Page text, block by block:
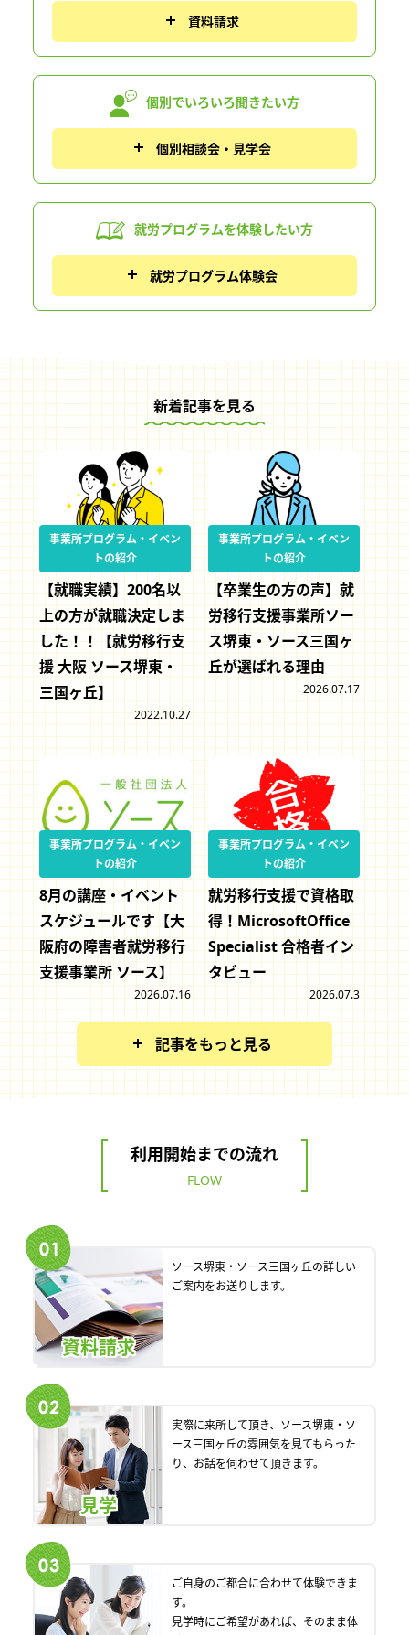
資料請求
個別でいろいろ聞きたい方
個別相談会・見学会
就労プログラムを体験したい方
就労プログラム体験会
新着記事を見る
事業所プログラム・イベン
トの紹介
【就職実績】200名以
上の方が就職決定しま
した！！【就労移行支
援 大阪 ソース堺東・
三国ヶ丘】
2022.10.27
事業所プログラム・イベン
トの紹介
【卒業生の方の声】就
労移行支援事業所ソー
ス堺東・ソース三国ヶ
丘が選ばれる理由
2026.07.17
事業所プログラム・イベン
トの紹介
8月の講座・イベント
スケジュールです【大
阪府の障害者就労移行
支援事業所 ソース】
2026.07.16
事業所プログラム・イベン
トの紹介
就労移行支援で資格取
得！MicrosoftOffice
Specialist 合格者イン
タビュー
2026.07.3
記事をもっと見る
利用開始までの流れ
FLOW
資料請求
ソース堺東・ソース三国ヶ丘の詳しい
ご案内をお送りします。
見学
実際に来所して頂き、ソース堺東・ソ
ース三国ヶ丘の雰囲気を見てもらった
り、お話を伺わせて頂きます。
ご自身のご都合に合わせて体験できま
す。
見学時にご希望があれば、そのまま体